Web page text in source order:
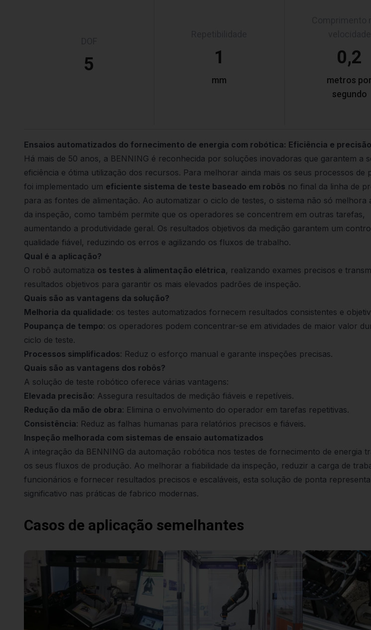
5 1
mm
0,2
metros por
segundo
Ensaios automatizados do fornecimento de energia com robótica: Eficiência e precisão
Há mais de 50 anos, a BENNING é reconhecida por soluções inovadoras que garantem a
eficiência e ótima utilização dos recursos. Para melhorar ainda mais os seus processos de
foi implementado um eficiente sistema de teste baseado em robôs no final da linha de
para as fontes de alimentação. Ao automatizar o ciclo de testes, o sistema não só melhora
da inspeção, como também permite que os operadores se concentrem em outras tarefas,
aumentando a produtividade geral. Os resultados objetivos da medição garantem um
qualidade fiável, reduzindo os erros e agilizando os fluxos de trabalho.
Qual é a aplicação?
O robô automatiza os testes à alimentação elétrica, realizando exames precisos e
resultados objetivos para garantir os mais elevados padrões de inspeção.
Quais são as vantagens da solução?
Melhoria da qualidade: os testes automatizados fornecem resultados consistentes e
Poupança de tempo: os operadores podem concentrar-se em atividades de maior valor
ciclo de teste.
Processos simplificados: Reduz o esforço manual e garante inspeções precisas.
Quais são as vantagens dos robôs?
A solução de teste robótico oferece várias vantagens:
Elevada precisão: Assegura resultados de medição fiáveis e repetíveis.
Redução da mão de obra: Elimina o envolvimento do operador em tarefas repetitivas.
Consistência: Reduz as falhas humanas para relatórios precisos e fiáveis.
Inspeção melhorada com sistemas de ensaio automatizados
A integração da BENNING da automação robótica nos testes de fornecimento de energia
os seus fluxos de produção. Ao melhorar a fiabilidade da inspeção, reduzir a carga de
funcionários e fornecer resultados precisos e escaláveis, esta solução de ponta
significativo nas práticas de fabrico modernas.
Casos de aplicação semelhantes